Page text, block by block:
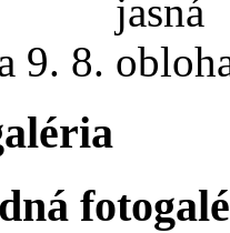
9. 8.